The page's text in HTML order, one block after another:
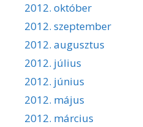
2012. október
2012. szeptember
2012. augusztus
2012. július
2012. június
2012. május
2012. március